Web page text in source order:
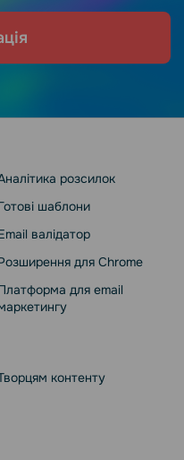
розсилок
шаблони
валідатор
для Chrome
для email
контенту